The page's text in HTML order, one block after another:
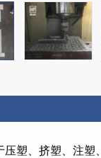
压塑、挤塑、注塑